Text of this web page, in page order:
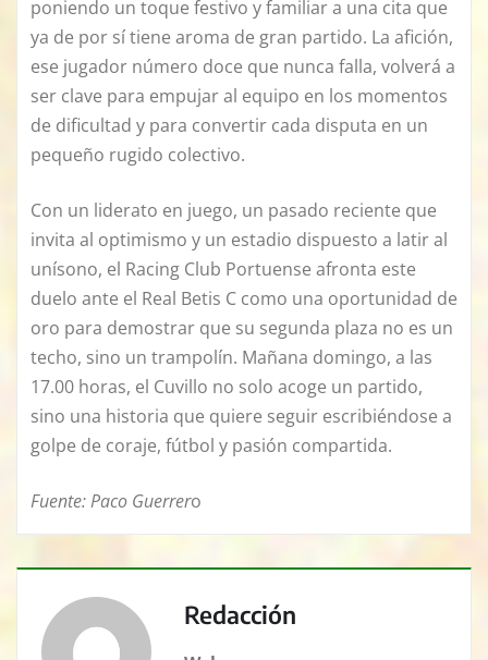
poniendo un toque festivo y familiar a una cita que
ya de por sí tiene aroma de gran partido. La afición,
ese jugador número doce que nunca falla, volverá a
ser clave para empujar al equipo en los momentos
de dificultad y para convertir cada disputa en un
pequeño rugido colectivo.
Con un liderato en juego, un pasado reciente que
invita al optimismo y un estadio dispuesto a latir al
unísono, el Racing Club Portuense afronta este
duelo ante el Real Betis C como una oportunidad de
oro para demostrar que su segunda plaza no es un
techo, sino un trampolín. Mañana domingo, a las
17.00 horas, el Cuvillo no solo acoge un partido,
sino una historia que quiere seguir escribiéndose a
golpe de coraje, fútbol y pasión compartida.
Fuente: Paco Guerrero
Redacción